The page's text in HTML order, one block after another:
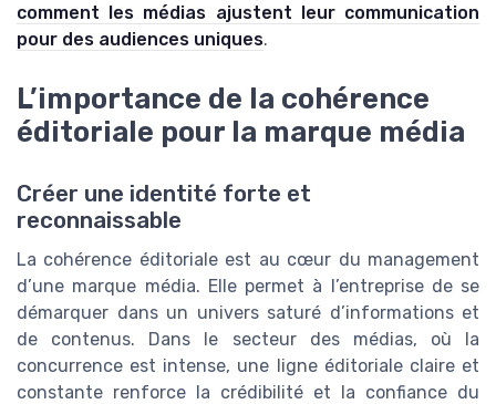
comment les médias ajustent leur communication
pour des audiences uniques.
L’importance de la cohérence
éditoriale pour la marque média
Créer une identité forte et
reconnaissable
La cohérence éditoriale est au cœur du management
d’une marque média. Elle permet à l’entreprise de se
démarquer dans un univers saturé d’informations et
de contenus. Dans le secteur des médias, où la
concurrence est intense, une ligne éditoriale claire et
constante renforce la crédibilité et la confiance du